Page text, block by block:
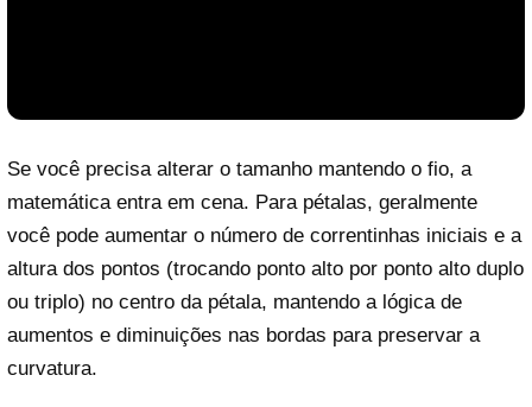
Reproduzir vídeo
Se você precisa alterar o tamanho mantendo o fio, a
matemática entra em cena. Para pétalas, geralmente
você pode aumentar o número de correntinhas iniciais e a
altura dos pontos (trocando ponto alto por ponto alto duplo
ou triplo) no centro da pétala, mantendo a lógica de
aumentos e diminuições nas bordas para preservar a
curvatura.